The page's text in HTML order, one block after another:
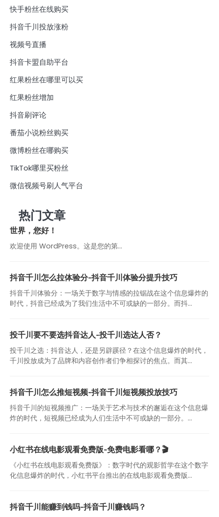
快手粉丝在线购买
抖音千川投放涨粉
视频号直播
抖音卡盟自助平台
红果粉丝在哪里可以买
红果粉丝增加
抖音刷评论
番茄小说粉丝购买
微博粉丝在哪购买
TikTok哪里买粉丝
微信视频号刷人气平台
热门文章
世界，您好！
欢迎使用 WordPress。这是您的第…
抖音千川怎么拉体验分-抖音千川体验分提升技巧
抖音千川体验分：一场关于数字与情感的拉锯战在这个信息爆炸的
时代，抖音已经成为了我们生活中不可或缺的一部分。而抖...
投千川要不要选抖音达人-投千川选达人否？
投千川之选：抖音达人，还是另辟蹊径？在这个信息爆炸的时代，
千川投放成为了品牌和内容创作者们争相探讨的焦点。而其...
抖音千川怎么推短视频-抖音千川短视频投放技巧
抖音千川的短视频推广：一场关于艺术与技术的邂逅在这个信息爆
炸的时代，短视频已经成为人们生活中不可或缺的一部分。...
小红书在线电影观看免费版-免费电影看哪？🎬
《小红书在线电影观看免费版》：数字时代的观影哲学在这个数字
化信息爆炸的时代，小红书平台推出的在线电影观看免费版...
抖音千川能赚到钱吗-抖音千川赚钱吗？